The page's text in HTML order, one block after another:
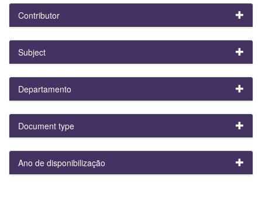
Contributor
Subject
Departamento
Document type
Ano de disponibilização